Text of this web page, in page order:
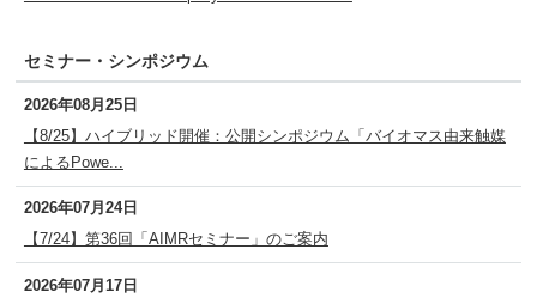
セミナー・シンポジウム
2026年08月25日
【8/25】ハイブリッド開催：公開シンポジウム「バイオマス由来触媒
によるPowe...
2026年07月24日
【7/24】第36回「AIMRセミナー」のご案内
2026年07月17日